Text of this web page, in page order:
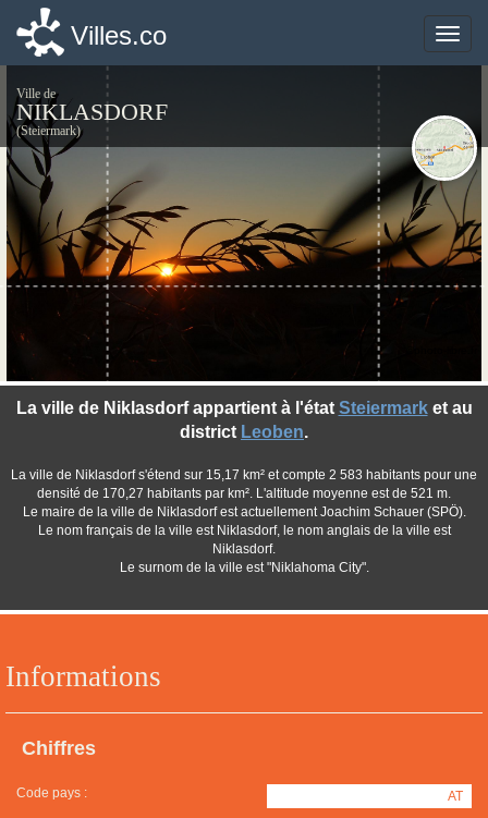
Toggle
Villes.co
Ville de
NIKLASDORF
(Steiermark)
Informations
Chiffres
Code pays : AT
La ville de Niklasdorf appartient à l'état Steiermarket au
district Leoben.
La ville de Niklasdorf s'étend sur 15,17 km² et compte 2 583 habitants pour une
densité de 170,27 habitants par km². L'altitude moyenne est de 521 m.
Le maire de la ville de Niklasdorf est actuellement Joachim Schauer (SPÖ).
Le nom français de la ville est Niklasdorf, le nom anglais de la ville est
Niklasdorf.
Le surnom de la ville est "Niklahoma City".
Toggle
Villes.co